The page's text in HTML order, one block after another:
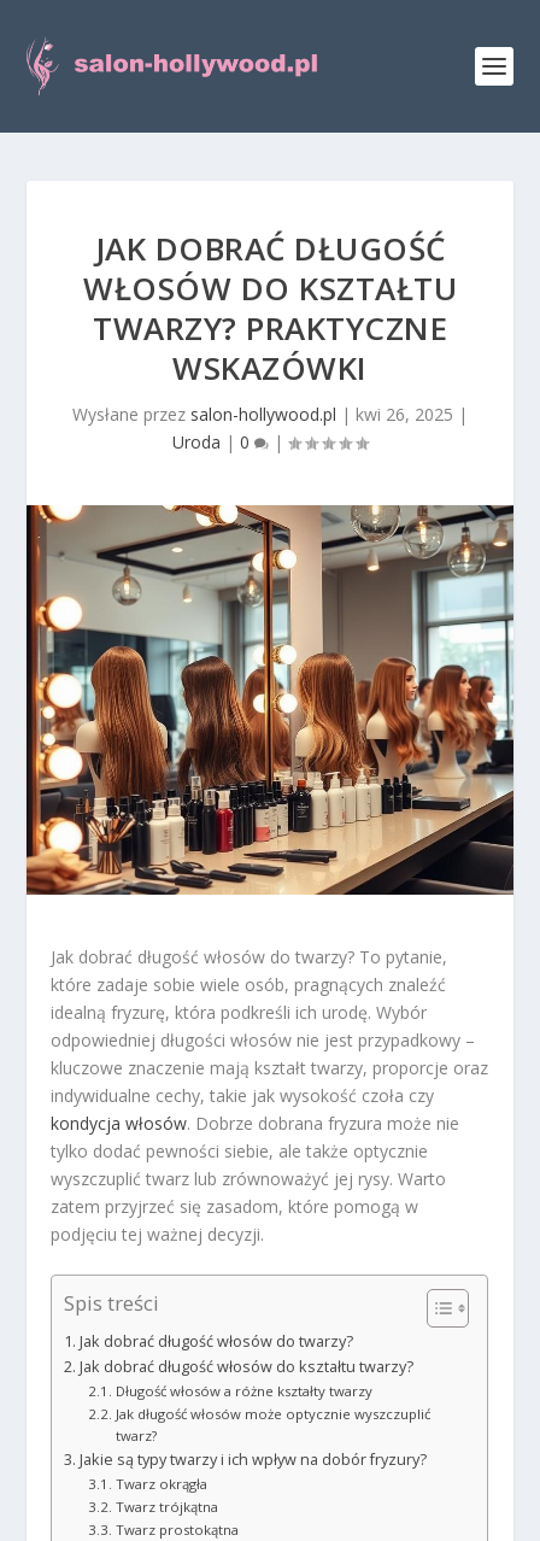
JAK DOBRAĆ DŁUGOŚĆ
WŁOSÓW DO KSZTAŁTU
TWARZY? PRAKTYCZNE
WSKAZÓWKI
Wysłane przez salon-hollywood.pl | kwi 26, 2025 |
Uroda | 0 |
Jak dobrać długość włosów do twarzy? To pytanie,
które zadaje sobie wiele osób, pragnących znaleźć
idealną fryzurę, która podkreśli ich urodę. Wybór
odpowiedniej długości włosów nie jest przypadkowy –
kluczowe znaczenie mają kształt twarzy, proporcje oraz
indywidualne cechy, takie jak wysokość czoła czy
kondycja włosów. Dobrze dobrana fryzura może nie
tylko dodać pewności siebie, ale także optycznie
wyszczuplić twarz lub zrównoważyć jej rysy. Warto
zatem przyjrzeć się zasadom, które pomogą w
podjęciu tej ważnej decyzji.
Spis treści
Jak dobrać długość włosów do twarzy?
Jak dobrać długość włosów do kształtu twarzy?
Długość włosów a różne kształty twarzy
Jak długość włosów może optycznie wyszczuplić
twarz?
Jakie są typy twarzy i ich wpływ na dobór fryzury?
Twarz okrągła
Twarz trójkątna
Twarz prostokątna